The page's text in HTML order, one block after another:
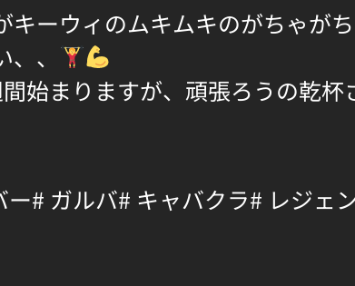
キーウィのムキムキのがちゃが
、
始まりますが、頑張ろうの乾
ー# ガルバ# キャバクラ# レジェ